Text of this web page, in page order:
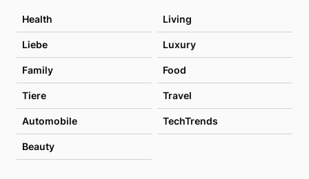
Health Living
Liebe Luxury
Family Food
Tiere Travel
Automobile TechTrends
Beauty